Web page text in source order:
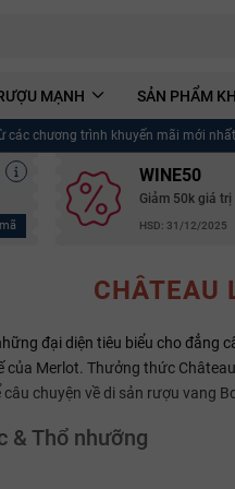
MẠNH SẢN PHẨM
các chương trình khuyến mãi mới nhất
WINE50
Giảm 50k giá
HSD: 31/12/2025
CHÂTEAU
đại diện tiêu biểu cho
của Merlot. Thưởng thức
chuyện về di sản rượu vang
& Thổ nhưỡng